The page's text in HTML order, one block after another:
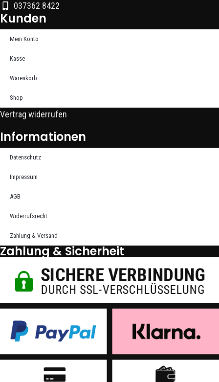
037362 8422
Kunden
Mein Konto
Kasse
Warenkorb
Shop
Vertrag widerrufen
Informationen
Datenschutz
Impressum
AGB
Widerrufsrecht
Zahlung & Versand
Zahlung & Sicherheit